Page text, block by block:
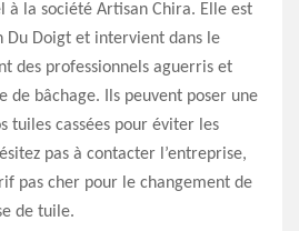
à la société Artisan Chira. Elle est
Du Doigt et intervient dans le
des professionnels aguerris et
de bâchage. Ils peuvent poser une
tuiles cassées pour éviter les
pas à contacter l’entreprise,
pas cher pour le changement de
de tuile.